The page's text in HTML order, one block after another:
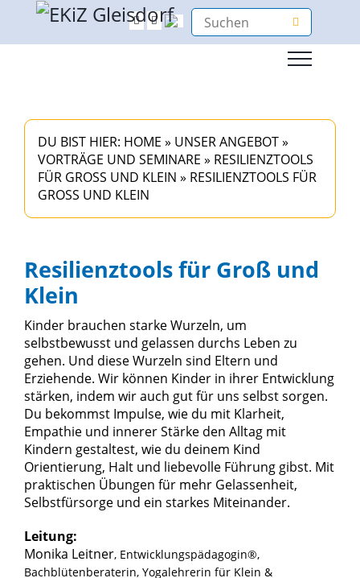
DU BIST HIER: HOME » UNSER ANGEBOT»
VORTRÄGE UND SEMINARE » RESILIENZTOOLS
FÜR GROSS UND KLEIN
» RESILIENZTOOLS FÜR
GROSS UND KLEIN
Resilienztools für Groß und
Klein
Kinder brauchen starke Wurzeln, um
selbstbewusst und gelassen durchs Leben zu
gehen. Und diese Wurzeln sind Eltern und
Erziehende. Wir können Kinder in ihrer Entwicklung
stärken, indem wir auch gut für uns selbst sorgen.
Du bekommst Impulse, wie du mit Klarheit,
Empathie und innerer Stärke den Alltag mit
Kindern gestaltest, wie du deinem Kind
Orientierung, Halt und liebevolle Führung gibst. Mit
praktischen Übungen für mehr Gelassenheit,
Selbstfürsorge und ein starkes Miteinander.
Leitung:
Monika Leitner, Entwicklungspädagogin®,
Bachblütenberaterin, Yogalehrerin für Klein &